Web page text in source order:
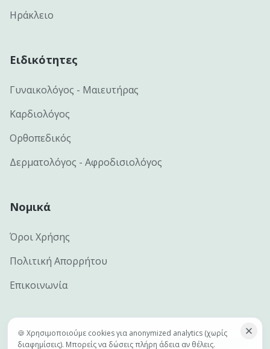
Ηράκλειο
Ειδικότητες
Γυναικολόγος - Μαιευτήρας
Καρδιολόγος
Ορθοπεδικός
Δερματολόγος - Αφροδισιολόγος
Νομικά
Όροι Χρήσης
Πολιτική Απορρήτου
Επικοινωνία
©2026e-docs.gr — Handcrafted by Netclick · Advanced
🍪 Χρησιμοποιούμε cookies για anonymized analytics (χωρίς
διαφημίσεις). Μπορείς να δώσεις πλήρη άδεια αν θέλεις.